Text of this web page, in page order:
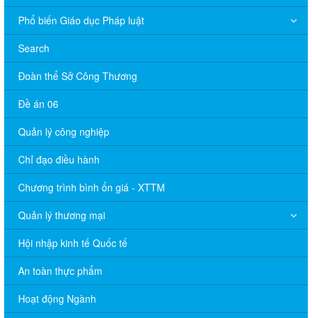
Phổ biến Giáo dục Pháp luật
Search
Đoàn thể Sở Công Thương
Đề án 06
Quản lý công nghiệp
Chỉ đạo điều hành
Chương trình bình ổn giá - XTTM
Quản lý thương mại
Hội nhập kinh tế Quốc tế
An toàn thực phẩm
Hoạt động Ngành